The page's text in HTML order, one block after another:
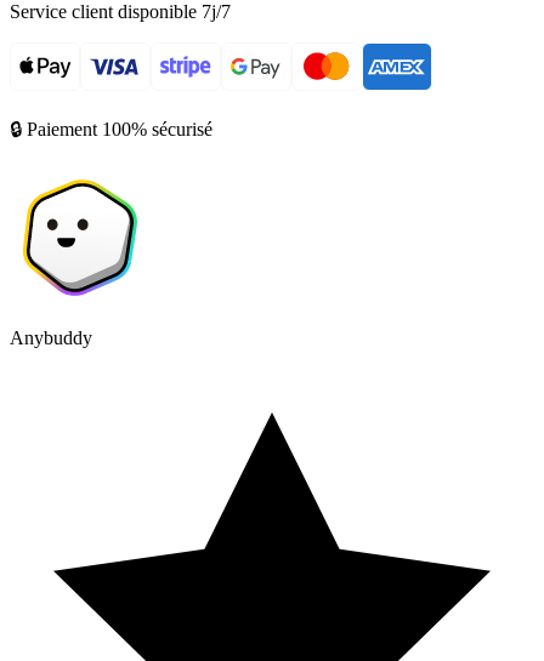
Service client disponible 7j/7
🔒 Paiement 100% sécurisé
Anybuddy